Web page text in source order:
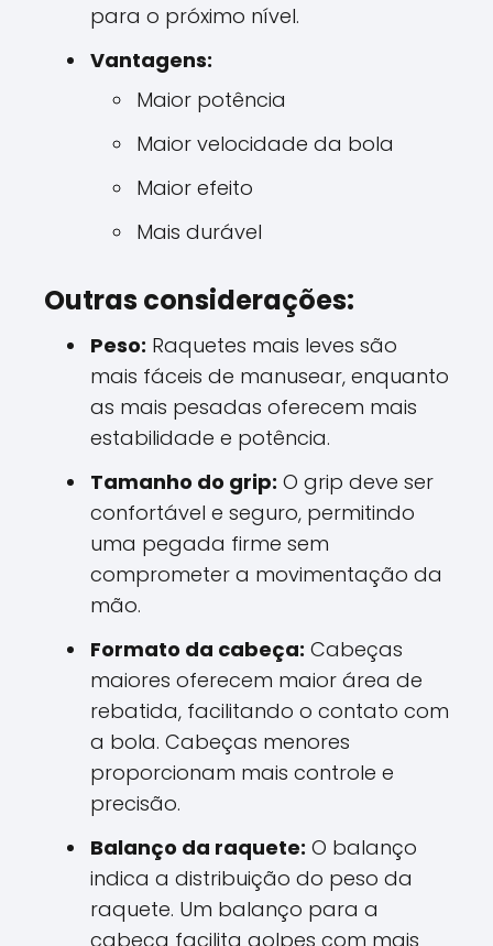
para o próximo nível.
Vantagens:
Maior potência
Maior velocidade da bola
Maior efeito
Mais durável
Outras considerações:
Peso: Raquetes mais leves são
mais fáceis de manusear, enquanto
as mais pesadas oferecem mais
estabilidade e potência.
Tamanho do grip: O grip deve ser
confortável e seguro, permitindo
uma pegada firme sem
comprometer a movimentação da
mão.
Formato da cabeça: Cabeças
maiores oferecem maior área de
rebatida, facilitando o contato com
a bola. Cabeças menores
proporcionam mais controle e
precisão.
Balanço da raquete: O balanço
indica a distribuição do peso da
raquete. Um balanço para a
cabeça facilita golpes com mais